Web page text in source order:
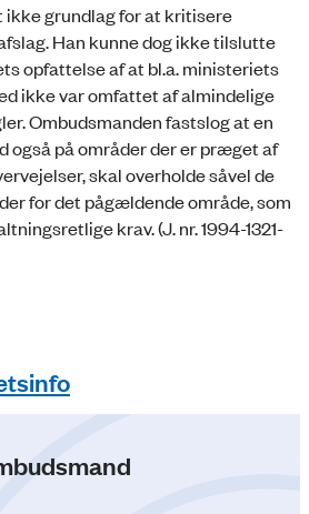
ikke grundlag for at kritisere
Han kunne dog ikke tilslutte
opfattelse af at bl.a. ministeriets
ikke var omfattet af almindelige
Ombudsmanden fastslog at en
også på områder der er præget af
skal overholde såvel de
for det pågældende område, som
krav. (J. nr. 1994-1321-